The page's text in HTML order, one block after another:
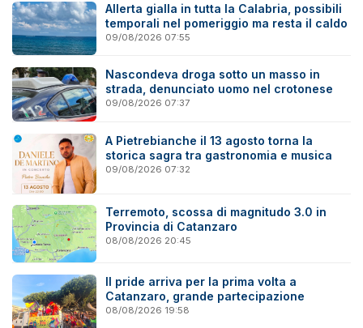
Allerta gialla in tutta la Calabria, possibili
temporali nel pomeriggio ma resta il caldo
09/08/2026 07:55
Nascondeva droga sotto un masso in
strada, denunciato uomo nel crotonese
09/08/2026 07:37
A Pietrebianche il 13 agosto torna la
storica sagra tra gastronomia e musica
09/08/2026 07:32
Terremoto, scossa di magnitudo 3.0 in
Provincia di Catanzaro
08/08/2026 20:45
Il pride arriva per la prima volta a
Catanzaro, grande partecipazione
08/08/2026 19:58